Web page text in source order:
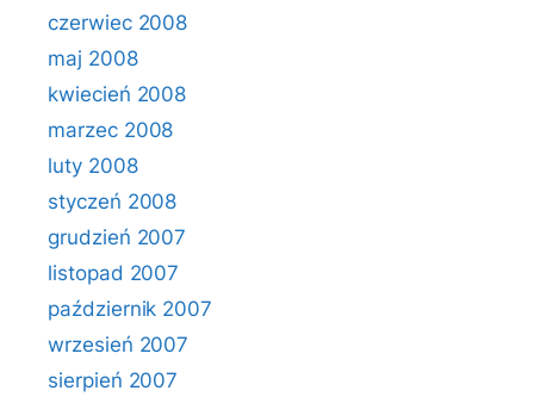
czerwiec 2008
maj 2008
kwiecień 2008
marzec 2008
luty 2008
styczeń 2008
grudzień 2007
listopad 2007
październik 2007
wrzesień 2007
sierpień 2007